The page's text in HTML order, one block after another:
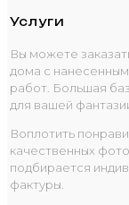
Услуги
Вы можете
дома с
работ. Большая
для вашей
Воплотить
качественных
подбирается
фактуры.